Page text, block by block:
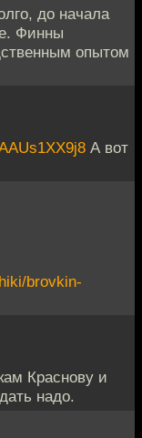
до начала
Финны
опытом
А вот
brovkin-
Краснову и
надо.